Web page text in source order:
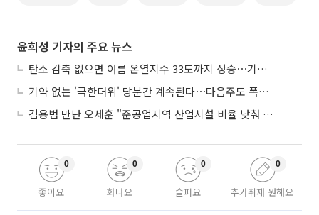
윤희성 기자의 주요 뉴스
탄소 감축 없으면 여름 온열지수 33도까지 상승⋯기상청, 2100년 미래전망
기약 없는 '극한더위' 당분간 계속된다⋯다음주도 폭염·열대야 지속
김용범 만난 오세훈 "준공업지역 산업시설 비율 낮춰 공급 늘려야"
좋아요
0
화나요
0
슬퍼요
0
추가취재 원해요
0